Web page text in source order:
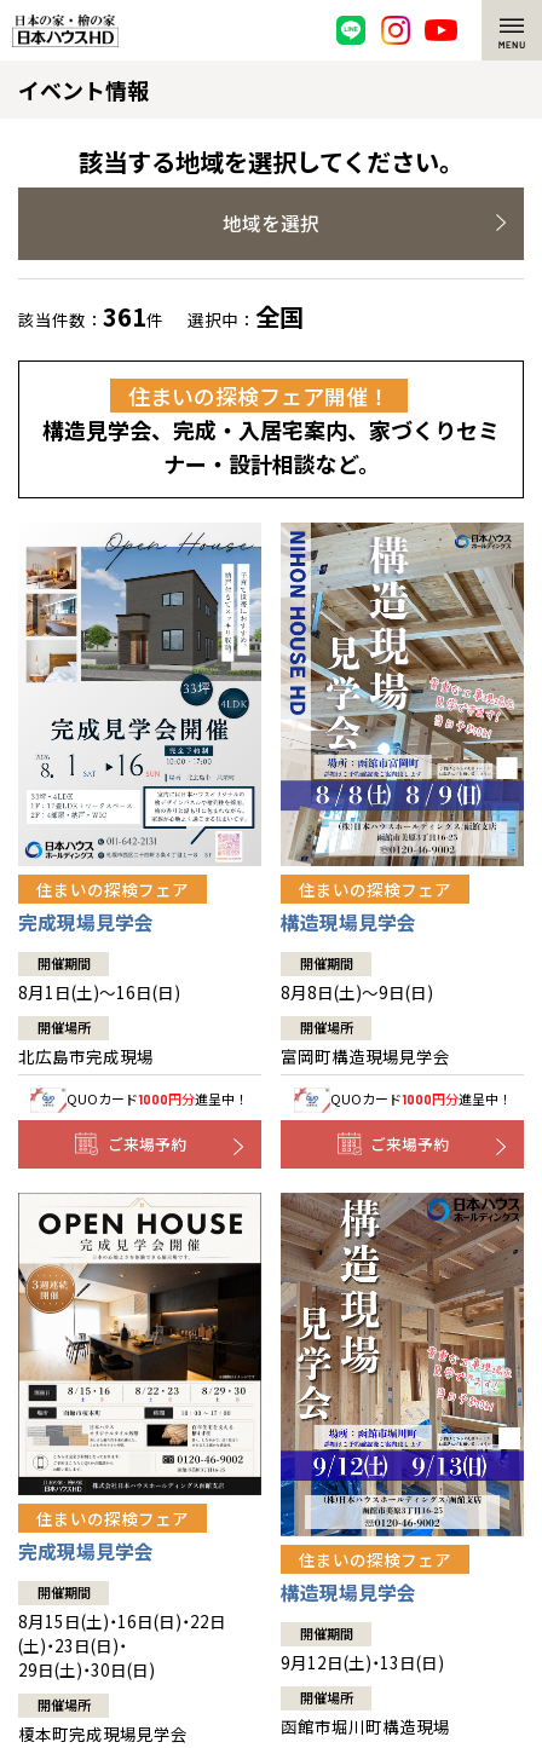
脱炭素・檜の家
環境にやさしい、脱炭素社会の住宅
耐震構造
高耐久住宅
高断熱・高気密の家
エネルギー自給自足
感謝訪問・長期保証
直営工事
1メーターモジュール
冷暖房標準装備
24時間対応コールセンター
デザイン賞各種受賞
セントラルヒーティング
選ばれる理由
檜の魅力 トップ
檜と日本人
1000年を超えて生きる檜
知られざる檜の効果・作用
理想の木材「檜」
注文住宅
グレートステージ
平屋の家
外観・インテリア集
暮らし方提案
住まいのコラム
住まいのお手入れ集
リフォーム トップ
選ばれる理由
リフォームの流れ
介護保険利用で快適リフォーム
賃貸併用住宅のメリット
安心のサポートシステム
展示場案内
分譲住宅・土地
分譲マンション
分譲マンション トップ
ワザックとは
高い信頼性
安心の管理体制
ギャラリー
会社情報
会社情報 トップ
ニュースリリース
代表ごあいさつ
企業理念
会社概要
事業部紹介
IR情報
木材調達指針
グループ会社紹介
CMギャラリー
採用情報
お問い合わせ
会員サイト
イベント情報
該当する地域を選択してください。
地域を選択
該当件数： 361件 選択中： 全国
住まいの探検フェア開催！
構造見学会、完成・入居宅案内、家づくりセミ
ナー・設計相談など。
住まいの探検フェア
完成現場見学会
開催期間
8月1日(土)～16日(日)
開催場所
北広島市完成現場
QUOカード1000円分進呈中！
ご来場予約
住まいの探検フェア
構造現場見学会
開催期間
8月8日(土)～9日(日)
開催場所
富岡町構造現場見学会
QUOカード1000円分進呈中！
ご来場予約
住まいの探検フェア
完成現場見学会
開催期間
8月15日(土)・16日(日)・22日
(土)・23日(日)・
29日(土)・30日(日)
開催場所
榎本町完成現場見学会
住まいの探検フェア
構造現場見学会
開催期間
9月12日(土)・13日(日)
開催場所
函館市堀川町構造現場